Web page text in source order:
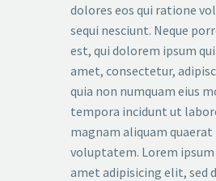
dolores eos qui ratione
sequi nesciunt. Neque
est, qui dolorem ipsum
amet, consectetur,
quia non numquam eius
tempora incidunt ut
magnam aliquam quaerat
voluptatem. Lorem
amet adipisicing elit, sed